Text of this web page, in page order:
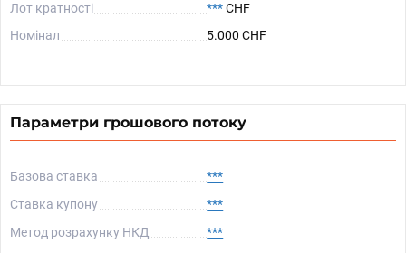
Лот кратності
***CHF
Номінал
5.000 CHF
Параметри грошового потоку
Базова ставка
***
Ставка купону
***
Метод розрахунку НКД
***